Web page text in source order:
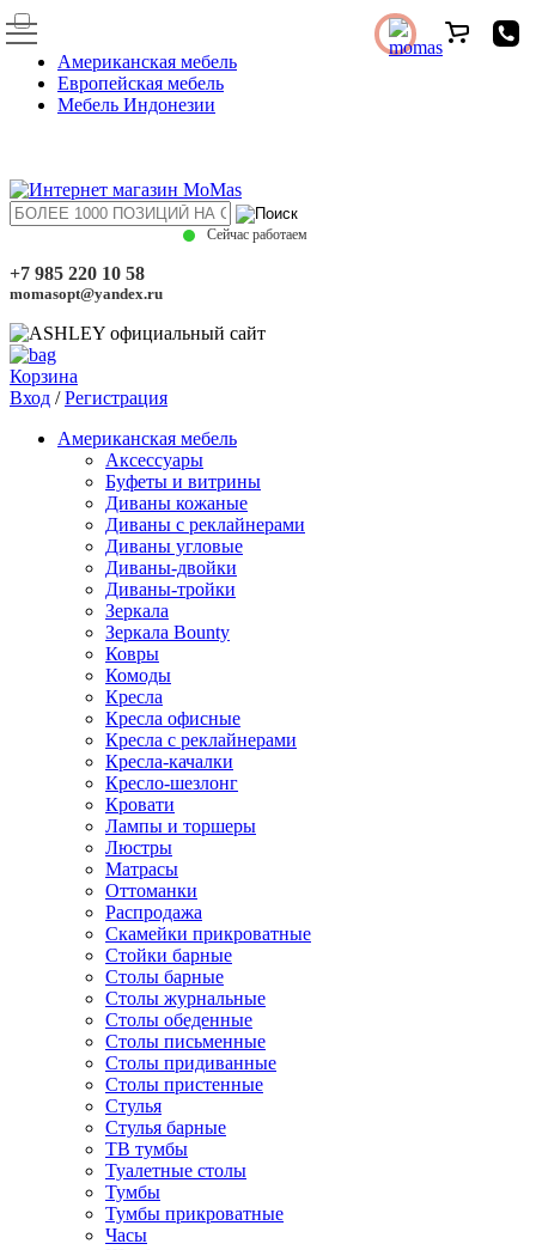
Американская мебель
Европейская мебель
Мебель Индонезии
Сейчас работаем
+7 985 220 10 58
momasopt@yandex.ru
Корзина
Вход /Регистрация
Американская мебель
Аксессуары
Буфеты и витрины
Диваны кожаные
Диваны с реклайнерами
Диваны угловые
Диваны-двойки
Диваны-тройки
Зеркала
Зеркала Bounty
Ковры
Комоды
Кресла
Кресла офисные
Кресла с реклайнерами
Кресла-качалки
Кресло-шезлонг
Кровати
Лампы и торшеры
Люстры
Матрасы
Оттоманки
Распродажа
Скамейки прикроватные
Стойки барные
Столы барные
Столы журнальные
Столы обеденные
Столы письменные
Столы придиванные
Столы пристенные
Стулья
Стулья барные
ТВ тумбы
Туалетные столы
Тумбы
Тумбы прикроватные
Часы